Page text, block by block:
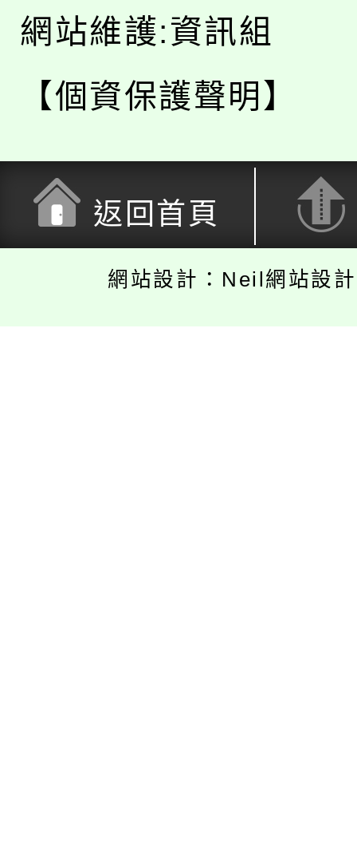
網站維護:資訊組
【個資保護聲明】
返回首頁
網站設計：Neil網站設